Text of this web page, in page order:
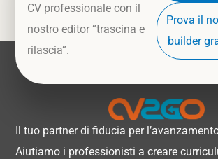
CV professionale con il
nostro editor “trascina e
rilascia”.
Prova il
builder
Il tuo partner di fiducia per
Aiutiamo i professionisti a creare